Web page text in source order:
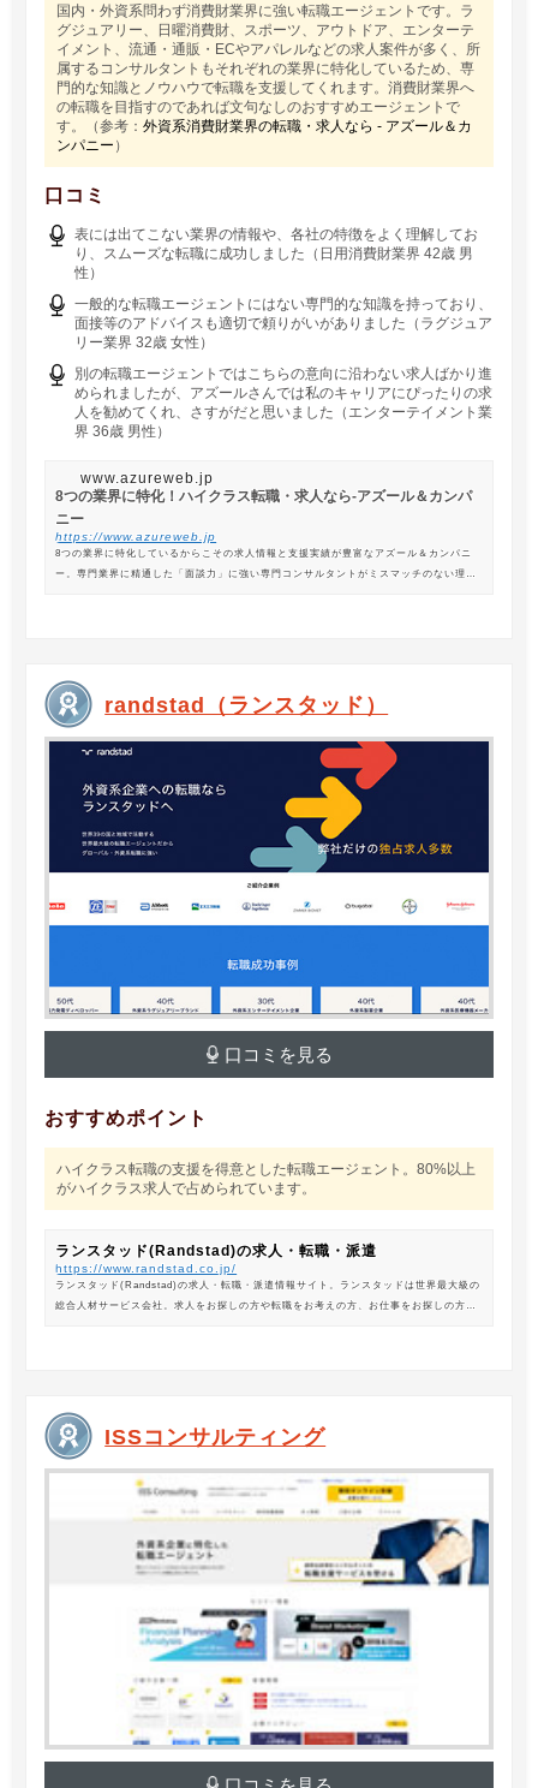
国内・外資系問わず消費財業界に強い転職エージェントです。ラ
グジュアリー、日曜消費財、スポーツ、アウトドア、エンターテ
イメント、流通・通販・ECやアパレルなどの求人案件が多く、所
属するコンサルタントもそれぞれの業界に特化しているため、専
門的な知識とノウハウで転職を支援してくれます。消費財業界へ
の転職を目指すのであれば文句なしのおすすめエージェントで
す。（参考：外資系消費財業界の転職・求人なら - アズール＆カ
ンパニー ）
口コミ
表には出てこない業界の情報や、各社の特徴をよく理解してお
り、スムーズな転職に成功しました（日用消費財業界 42歳 男
性）
一般的な転職エージェントにはない専門的な知識を持っており、
面接等のアドバイスも適切で頼りがいがありました（ラグジュア
リー業界 32歳 女性）
別の転職エージェントではこちらの意向に沿わない求人ばかり進
められましたが、アズールさんでは私のキャリアにぴったりの求
人を勧めてくれ、さすがだと思いました（エンターテイメント業
界 36歳 男性）
www.azureweb.jp
8つの業界に特化！ハイクラス転職・求人なら-アズール＆カンパ
ニー
https://www.azureweb.jp
8つの業界に特化しているからこその求人情報と支援実績が豊富なアズール＆カンパニ
ー。専門業界に精通した「面談力」に強い専門コンサルタントがミスマッチのない理想
randstad（ランスタッド）
口コミを見る
おすすめポイント
ハイクラス転職の支援を得意とした転職エージェント。80%以上
がハイクラス求人で占められています。
ランスタッド(Randstad)の求人・転職・派遣
https://www.randstad.co.jp/
ランスタッド(Randstad)の求人・転職・派遣情報サイト。ランスタッドは世界最大級の
総合人材サービス会社。求人をお探しの方や転職をお考えの方、お仕事をお探しの方に
ISSコンサルティング